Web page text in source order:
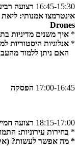
16:45-15:30 רצועה
Drones
* איך משנים מדיניות
* אנלוגיות היסטוריות
האם ניתן ללמוד
17:00-16:45 הפסקה
18:15-17:00 רצועה
* בחירות עירוניות:
* מה אפשר לעשות?